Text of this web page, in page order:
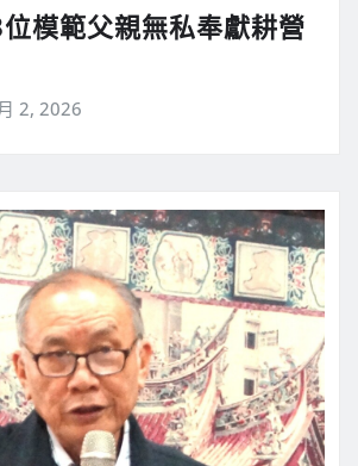
模範父親無私奉獻耕營
2, 2026